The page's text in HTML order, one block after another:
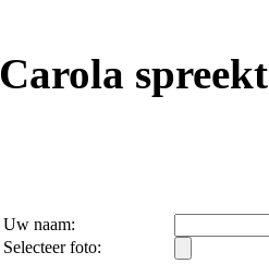
Carola
Uw naam:
Selecteer foto: